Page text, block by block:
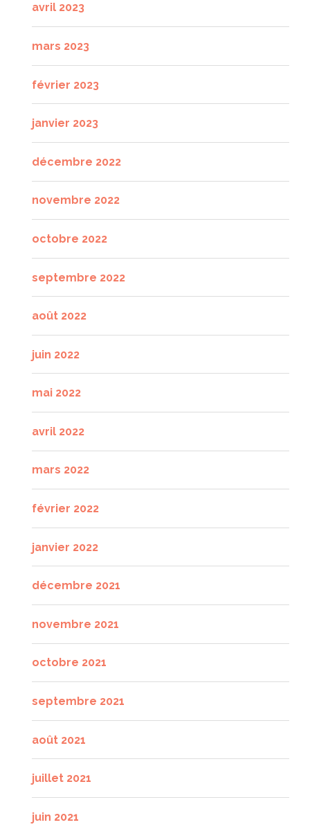
avril 2023
mars 2023
février 2023
janvier 2023
décembre 2022
novembre 2022
octobre 2022
septembre 2022
août 2022
juin 2022
mai 2022
avril 2022
mars 2022
février 2022
janvier 2022
décembre 2021
novembre 2021
octobre 2021
septembre 2021
août 2021
juillet 2021
juin 2021